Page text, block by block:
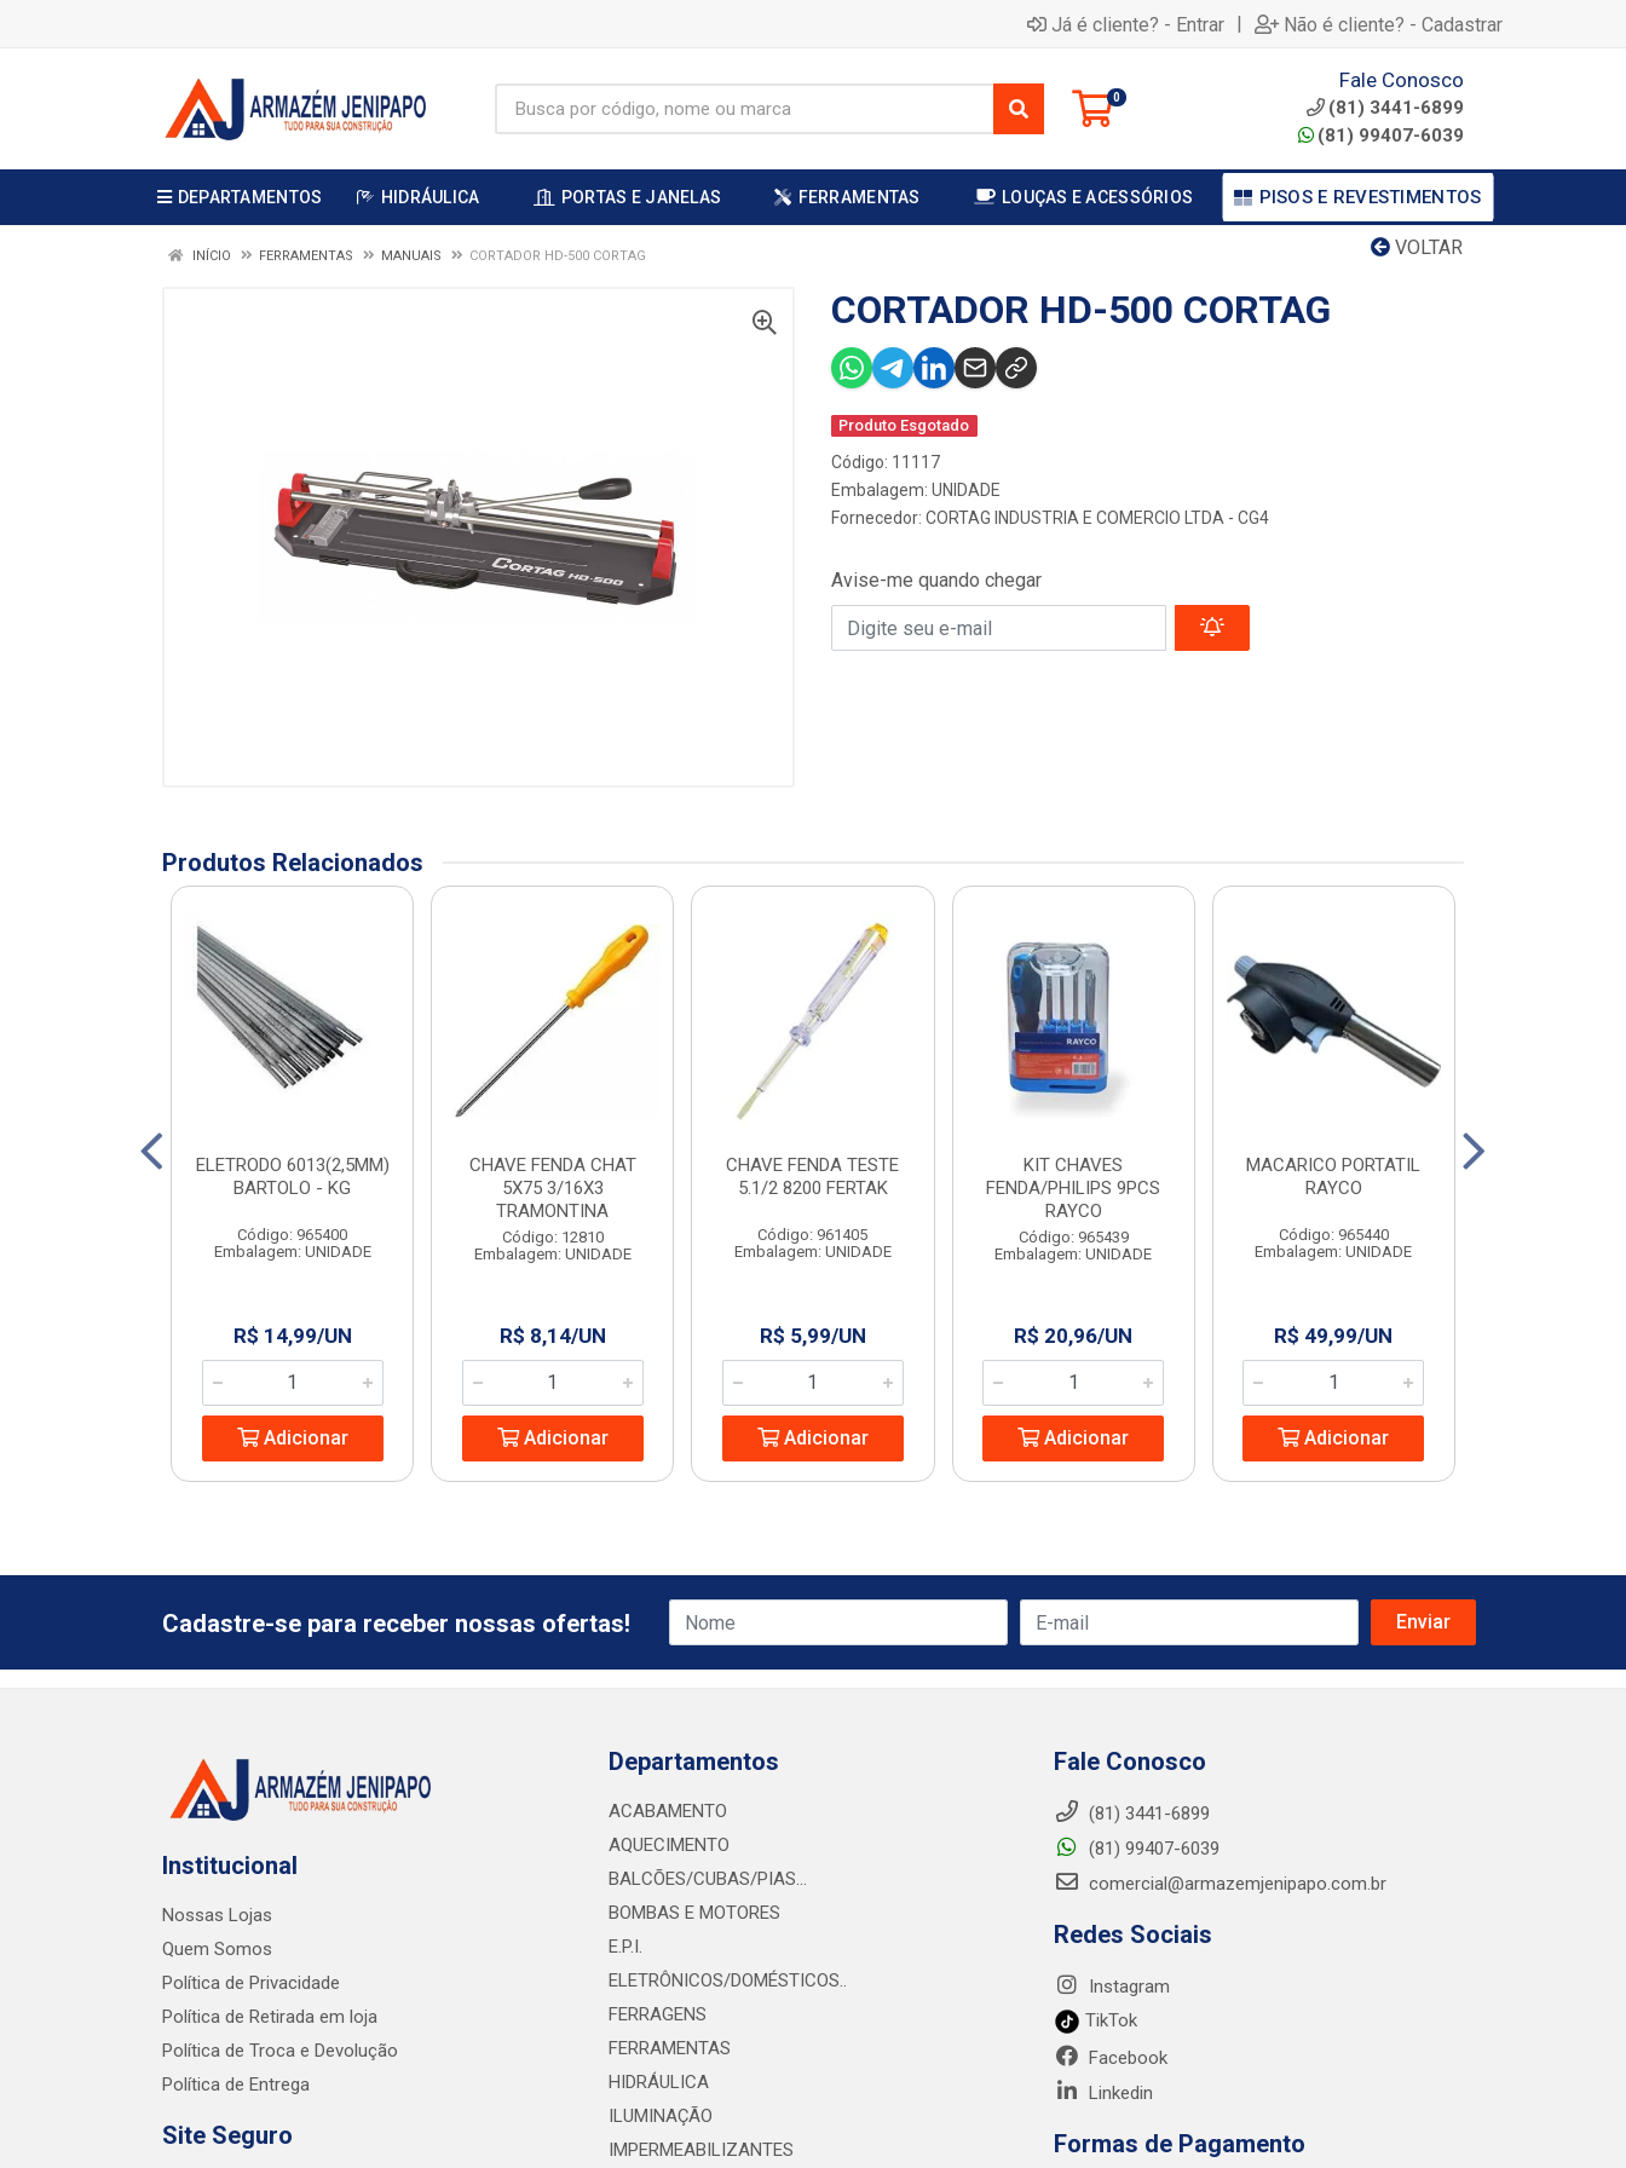
Já é cliente? - Entrar | Não é cliente? - Cadastrar
0
Fale Conosco
(81) 3441-6899
(81) 99407-6039
DEPARTAMENTOS HIDRÁULICA PORTAS E JANELAS FERRAMENTAS LOUÇAS E ACESSÓRIOS PISOS E REVESTIMENTOS
VOLTAR
INÍCIO FERRAMENTAS MANUAIS CORTADOR HD-500 CORTAG
CORTADOR HD-500 CORTAG
Produto Esgotado
Código: 11117
Embalagem: UNIDADE
Fornecedor: CORTAG INDUSTRIA E COMERCIO LTDA - CG4
Avise-me quando chegar
Produtos Relacionados
ELETRODO 6013(2,5MM)
BARTOLO - KG
Código: 965400
Embalagem: UNIDADE
R$ 14,99/UN
Adicionar
CHAVE FENDA CHAT
5X75 3/16X3
TRAMONTINA
Código: 12810
Embalagem: UNIDADE
R$ 8,14/UN
Adicionar
CHAVE FENDA TESTE
5.1/2 8200 FERTAK
Código: 961405
Embalagem: UNIDADE
R$ 5,99/UN
Adicionar
KIT CHAVES
FENDA/PHILIPS 9PCS
RAYCO
Código: 965439
Embalagem: UNIDADE
R$ 20,96/UN
Adicionar
MACARICO PORTATIL
RAYCO
Código: 965440
Embalagem: UNIDADE
R$ 49,99/UN
Adicionar
Cadastre-se para receber nossas ofertas!
Institucional
Nossas Lojas
Quem Somos
Política de Privacidade
Política de Retirada em loja
Política de Troca e Devolução
Política de Entrega
Site Seguro
Departamentos
ACABAMENTO
AQUECIMENTO
BALCÕES/CUBAS/PIAS...
BOMBAS E MOTORES
E.P.I.
ELETRÔNICOS/DOMÉSTICOS..
FERRAGENS
FERRAMENTAS
HIDRÁULICA
ILUMINAÇÃO
IMPERMEABILIZANTES
Fale Conosco
(81) 3441-6899
(81) 99407-6039
comercial@armazemjenipapo.com.br
Redes Sociais
Instagram
TikTok
Facebook
Linkedin
Formas de Pagamento